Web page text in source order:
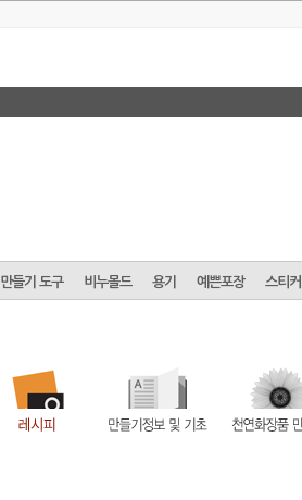
만들기 도구 비누몰드 용기 예쁜포장 스티커